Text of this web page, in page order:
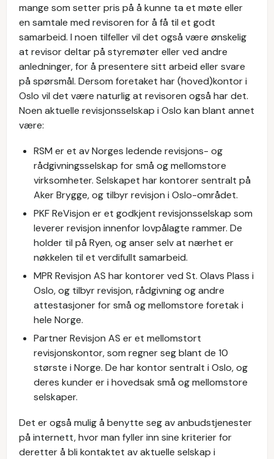
mange som setter pris på å kunne ta et møte eller
en samtale med revisoren for å få til et godt
samarbeid. I noen tilfeller vil det også være ønskelig
at revisor deltar på styremøter eller ved andre
anledninger, for å presentere sitt arbeid eller svare
på spørsmål. Dersom foretaket har (hoved)kontor i
Oslo vil det være naturlig at revisoren også har det.
Noen aktuelle revisjonsselskap i Oslo kan blant annet
være:
RSM er et av Norges ledende revisjons- og
rådgivningsselskap for små og mellomstore
virksomheter. Selskapet har kontorer sentralt på
Aker Brygge, og tilbyr revisjon i Oslo-området.
PKF ReVisjon er et godkjent revisjonsselskap som
leverer revisjon innenfor lovpålagte rammer. De
holder til på Ryen, og anser selv at nærhet er
nøkkelen til et verdifullt samarbeid.
MPR Revisjon AS har kontorer ved St. Olavs Plass i
Oslo, og tilbyr revisjon, rådgivning og andre
attestasjoner for små og mellomstore foretak i
hele Norge.
Partner Revisjon AS er et mellomstort
revisjonskontor, som regner seg blant de 10
største i Norge. De har kontor sentralt i Oslo, og
deres kunder er i hovedsak små og mellomstore
selskaper.
Det er også mulig å benytte seg av anbudstjenester
på internett, hvor man fyller inn sine kriterier for
deretter å bli kontaktet av aktuelle selskap i